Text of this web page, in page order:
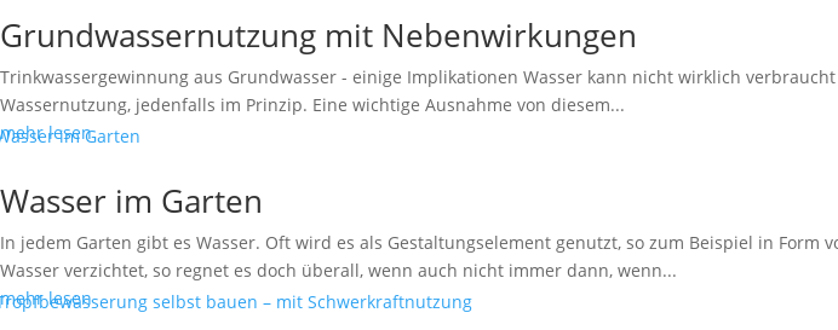
Grundwassernutzung mit Nebenwirkungen
Trinkwassergewinnung aus Grundwasser - einige Implikationen Wasser kann nicht wirklich
Wassernutzung, jedenfalls im Prinzip. Eine wichtige Ausnahme von diesem...
mehr lesen
Wasser im Garten
In jedem Garten gibt es Wasser. Oft wird es als Gestaltungselement genutzt, so zum Beispiel in
Wasser verzichtet, so regnet es doch überall, wenn auch nicht immer dann, wenn...
mehr lesen